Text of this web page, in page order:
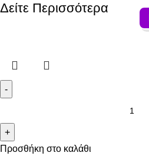
Δείτε Περισσότερα
Προσθήκη στο καλάθι